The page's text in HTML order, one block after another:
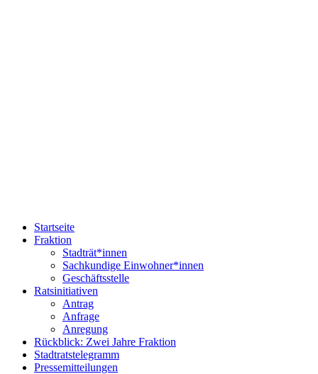
Startseite
Fraktion
Stadträt*innen
Sachkundige Einwohner*innen
Geschäftsstelle
Ratsinitiativen
Antrag
Anfrage
Anregung
Rückblick: Zwei Jahre Fraktion
Stadtratstelegramm
Pressemitteilungen